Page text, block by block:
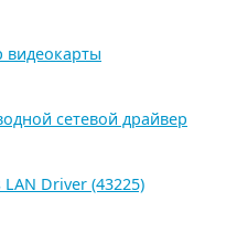
видеокарты
сетевой драйвер
Driver (43225)